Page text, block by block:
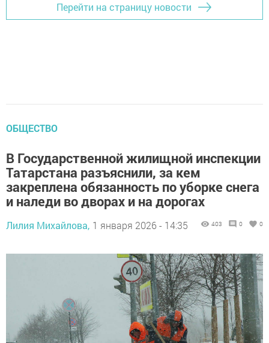
Перейти на страницу новости
ОБЩЕСТВО
В Государственной жилищной инспекции
Татарстана разъяснили, за кем
закреплена обязанность по уборке снега
и наледи во дворах и на дорогах
Лилия Михайлова, 1 января 2026 - 14:35 403 0 0